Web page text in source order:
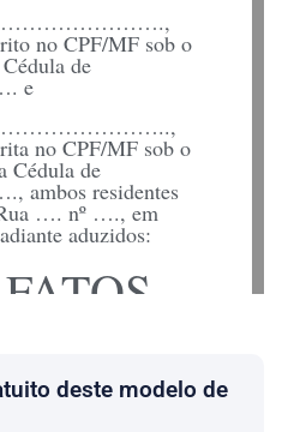
no CPF/MF sob o
de
e
no CPF/MF sob o
Cédula de
ambos residentes
…. nº …., em
aduzidos:
no incluso
de acordo com
deste modelo de